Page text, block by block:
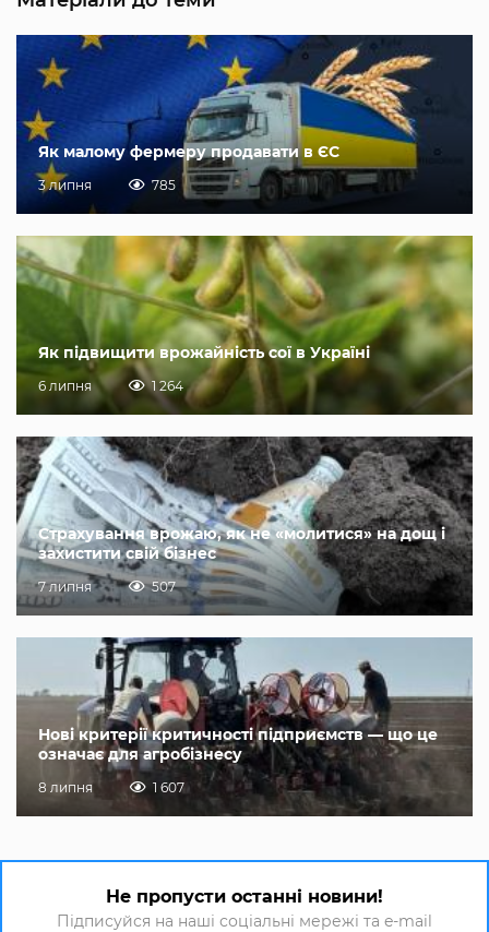
Як малому фермеру продавати в ЄС
3 липня 785
Як підвищити врожайність сої в Україні
6 липня 1 264
Страхування врожаю, як не «молитися» на дощ і
захистити свій бізнес
7 липня 507
Нові критерії критичності підприємств — що це
означає для агробізнесу
8 липня 1 607
Не пропусти останні новини!
Підписуйся на наші соціальні мережі та e-mail